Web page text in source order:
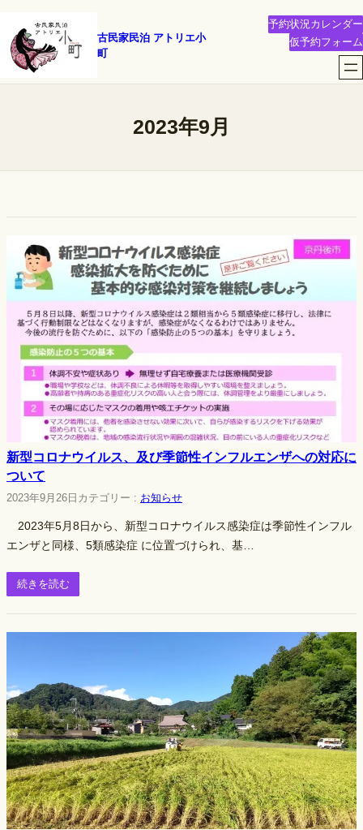
容
を
古民家民泊 アトリエ小
町
予約状況カレンダー
仮予約フォーム
2023年9月
新型コロナウイルス、及び季節性インフルエンザへの対応に
ついて
2023年9月26日 カテゴリー : お知らせ
2023年5月8日から、新型コロナウイルス感染症は季節性インフル
エンザと同様、5類感染症 に位置づけられ、基…
続きを読む